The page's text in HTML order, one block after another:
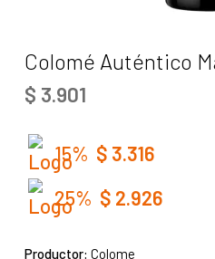
Colomé Auténtico
$ 3.901
15% $ 3.316
25% $ 2.926
Productor: Colome